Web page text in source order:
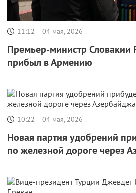
11:12 04 мая, 2026
Премьер-министр Словакии
прибыл в Армению
10:22 04 мая, 2026
Новая партия удобрений
по железной дороге через